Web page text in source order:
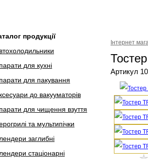
продукції
для кухні
для пакування
до вакууматорів
для чищення взуття
та мультипічки
заглибні
стаціонарні
Інтернет
Артикул